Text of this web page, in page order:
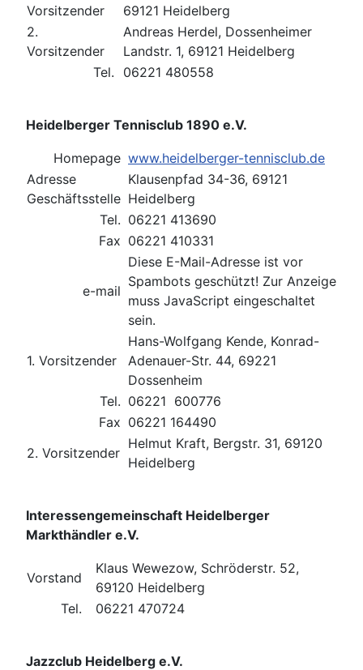
Vorsitzender
69121 Heidelberg
2.
Vorsitzender
Andreas Herdel, Dossenheimer
Landstr. 1, 69121 Heidelberg
Tel.
06221 480558
Heidelberger Tennisclub 1890 e.V.
Homepage www.heidelberger-tennisclub.de
Adresse
Geschäftsstelle
Klausenpfad 34-36, 69121
Heidelberg
Tel. 06221 413690
Fax 06221 410331
e-mail
Diese E-Mail-Adresse ist vor
Spambots geschützt! Zur Anzeige
muss JavaScript eingeschaltet
sein.
1. Vorsitzender
Hans-Wolfgang Kende, Konrad-
Adenauer-Str. 44, 69221
Dossenheim
Tel. 06221 600776
Fax 06221 164490
2. Vorsitzender
Helmut Kraft, Bergstr. 31, 69120
Heidelberg
Interessengemeinschaft Heidelberger
Markthändler e.V.
Vorstand
Klaus Wewezow, Schröderstr. 52,
69120 Heidelberg
Tel.
06221 470724
Jazzclub Heidelberg e.V.